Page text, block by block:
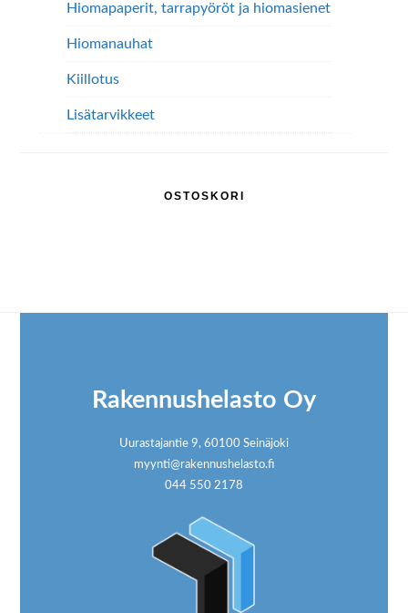
Hiomapaperit, tarrapyöröt ja hiomasienet
Hiomanauhat
Kiillotus
Lisätarvikkeet
OSTOSKORI
Rakennushelasto Oy
Uurastajantie 9, 60100 Seinäjoki
myynti@rakennushelasto.fi
044 550 2178